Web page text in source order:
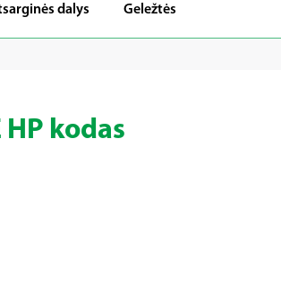
dalys Geležtės
kodas